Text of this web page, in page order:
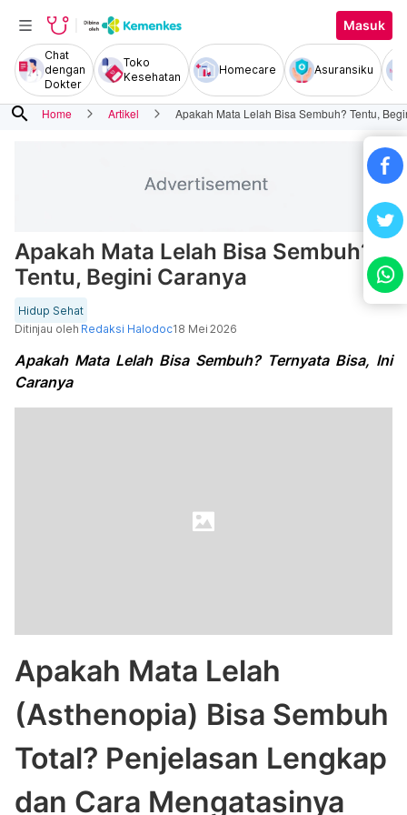
Masuk
Chat
dengan
Dokter
Toko
Kesehatan
Homecare Asuransiku
search Home Artikel Apakah Mata Lelah Bisa Sembuh? Tentu,
Apakah Mata Lelah Bisa Sembuh?
Tentu, Begini Caranya
Hidup Sehat
Ditinjau oleh Redaksi Halodoc18 Mei 2026
Apakah Mata Lelah Bisa Sembuh? Ternyata Bisa, Ini
Caranya
Apakah Mata Lelah
(Asthenopia) Bisa Sembuh
Total? Penjelasan Lengkap
dan Cara Mengatasinya